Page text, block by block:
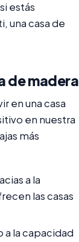
estás
una casa de
de madera
en una casa
en nuestra
más
a la
las casas
a la capacidad